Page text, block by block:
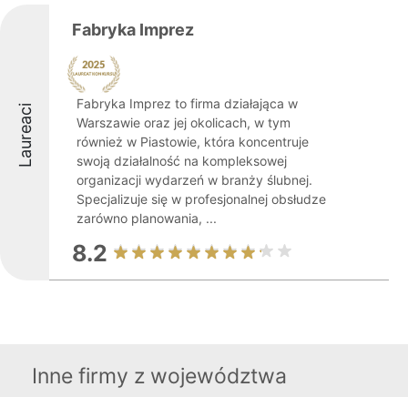
Laureaci
Fabryka Imprez
Fabryka Imprez to firma działająca w
Warszawie oraz jej okolicach, w tym
również w Piastowie, która koncentruje
swoją działalność na kompleksowej
organizacji wydarzeń w branży ślubnej.
Specjalizuje się w profesjonalnej obsłudze
zarówno planowania, ...
8.2
Inne firmy z województwa